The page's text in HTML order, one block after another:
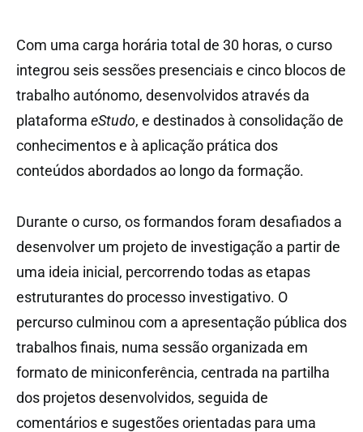
Com uma carga horária total de 30 horas, o curso
integrou seis sessões presenciais e cinco blocos de
trabalho autónomo, desenvolvidos através da
plataforma eStudo, e destinados à consolidação de
conhecimentos e à aplicação prática dos
conteúdos abordados ao longo da formação.
Durante o curso, os formandos foram desafiados a
desenvolver um projeto de investigação a partir de
uma ideia inicial, percorrendo todas as etapas
estruturantes do processo investigativo. O
percurso culminou com a apresentação pública dos
trabalhos finais, numa sessão organizada em
formato de miniconferência, centrada na partilha
dos projetos desenvolvidos, seguida de
comentários e sugestões orientadas para uma